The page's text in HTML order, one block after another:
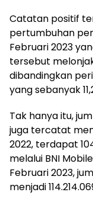
Catatan positif
pertumbuhan
Februari 2023
tersebut
dibandingkan
yang sebanyak
Tak hanya itu,
juga tercatat
2022, terdapat
melalui BNI
Februari 2023,
menjadi